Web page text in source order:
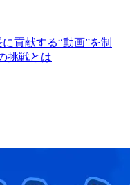
貢献する“動画”を制
挑戦とは